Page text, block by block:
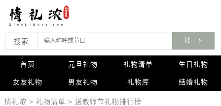
搜索
首页 元旦礼物 礼物清单 生日礼物
女友礼物 男友礼物 礼物库 结婚礼物
情礼浓 > 礼物清单 > 送教师节礼物排行榜